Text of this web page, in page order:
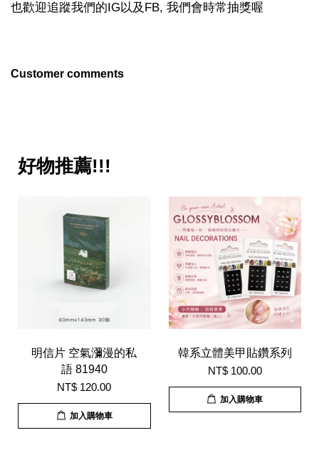
也歡迎追蹤我們的IG以及FB, 我們會時常抽獎喔
Customer comments
好物推薦!!!
明信片 空氣瀰漫的私
語 81940
NT$ 120.00
加入購物車
韓系立體美甲貼鑽系列
NT$ 100.00
加入購物車